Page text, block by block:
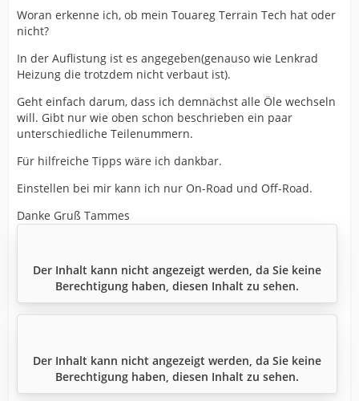
Woran erkenne ich, ob mein Touareg Terrain Tech hat oder
nicht?
In der Auflistung ist es angegeben(genauso wie Lenkrad
Heizung die trotzdem nicht verbaut ist).
Geht einfach darum, dass ich demnächst alle Öle wechseln
will. Gibt nur wie oben schon beschrieben ein paar
unterschiedliche Teilenummern.
Für hilfreiche Tipps wäre ich dankbar.
Einstellen bei mir kann ich nur On-Road und Off-Road.
Danke Gruß Tammes
Der Inhalt kann nicht angezeigt werden, da Sie keine
Berechtigung haben, diesen Inhalt zu sehen.
Der Inhalt kann nicht angezeigt werden, da Sie keine
Berechtigung haben, diesen Inhalt zu sehen.